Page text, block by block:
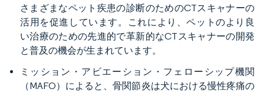
さまざまなペット疾患の診断のためのCTスキャナーの
活用を促進しています。これにより、ペットのより良
い治療のための先進的で革新的なCTスキャナーの開発
と普及の機会が生まれています。
ミッション・アビエーション・フェローシップ機関
（MAFO）によると、骨関節炎は犬における慢性疼痛の